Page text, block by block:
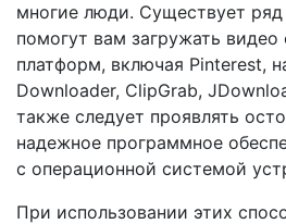
многие люди. Существует
помогут вам загружать
платформ, включая Pinterest,
Downloader, ClipGrab,
также следует проявлять
надежное программное
с операционной системой
При использовании этих